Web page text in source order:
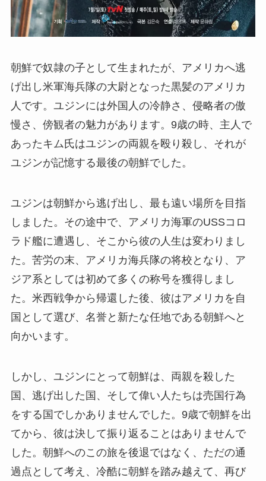
朝鮮で奴隷の子として生まれたが、アメリカへ逃
げ出し米軍海兵隊の大尉となった黒髪のアメリカ
人です。ユジンには外国人の冷静さ、侵略者の傲
慢さ、傍観者の魅力があります。9歳の時、主人で
あったキム氏はユジンの両親を殴り殺し、それが
ユジンが記憶する最後の朝鮮でした。
ユジンは朝鮮から逃げ出し、最も遠い場所を目指
しました。その途中で、アメリカ海軍のUSSコロ
ラド艦に遭遇し、そこから彼の人生は変わりまし
た。苦労の末、アメリカ海兵隊の将校となり、ア
ジア系としては初めて多くの称号を獲得しまし
た。米西戦争から帰還した後、彼はアメリカを自
国として選び、名誉と新たな任地である朝鮮へと
向かいます。
しかし、ユジンにとって朝鮮は、両親を殺した
国、逃げ出した国、そして偉い人たちは売国行為
をする国でしかありませんでした。9歳で朝鮮を出
てから、彼は決して振り返ることはありませんで
した。朝鮮へのこの旅を後退ではなく、ただの通
過点として考え、冷酷に朝鮮を踏み越えて、再び